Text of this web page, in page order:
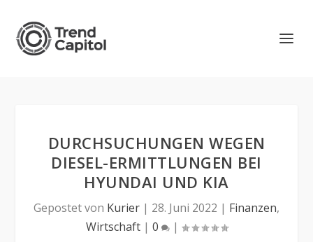
DURCHSUCHUNGEN WEGEN
DIESEL-ERMITTLUNGEN BEI
HYUNDAI UND KIA
Gepostet von Kurier | 28. Juni 2022 | Finanzen,
Wirtschaft| 0 |